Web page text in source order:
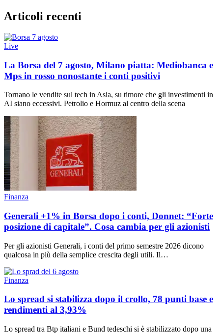
Articoli recenti
Live
La Borsa del 7 agosto, Milano piatta: Mediobanca e
Mps in rosso nonostante i conti positivi
Tornano le vendite sul tech in Asia, su timore che gli investimenti in
AI siano eccessivi. Petrolio e Hormuz al centro della scena
Finanza
Generali +1% in Borsa dopo i conti, Donnet: “Forte
posizione di capitale”. Cosa cambia per gli azionisti
Per gli azionisti Generali, i conti del primo semestre 2026 dicono
qualcosa in più della semplice crescita degli utili. Il…
Finanza
Lo spread si stabilizza dopo il crollo, 78 punti base e
rendimenti al 3,93%
Lo spread tra Btp italiani e Bund tedeschi si è stabilizzato dopo una